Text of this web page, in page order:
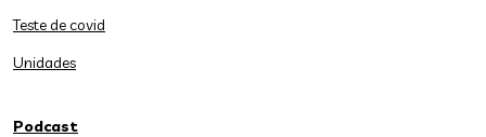
Teste de covid
Unidades
Podcast